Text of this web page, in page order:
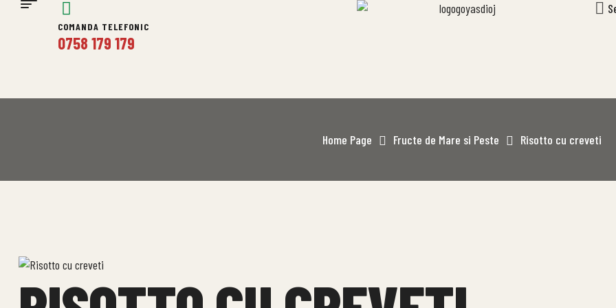
COMANDA TELEFONIC
0758 179 179
Home Page Fructe de Mare si Peste Risotto cu creveti